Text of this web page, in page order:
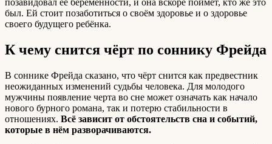
позавидовал её беременности, и она вскоре поймёт, кто же это
был. Ей стоит позаботиться о своём здоровье и о здоровье
своего будущего ребёнка.
К чему снится чёрт по соннику Фрейда
В соннике Фрейда сказано, что чёрт снится как предвестник
неожиданных изменений судьбы человека. Для молодого
мужчины появление черта во сне может означать как начало
нового бурного романа, так и потерю стабильности в
отношениях. Всё зависит от обстоятельств сна и событий,
которые в нём разворачиваются.